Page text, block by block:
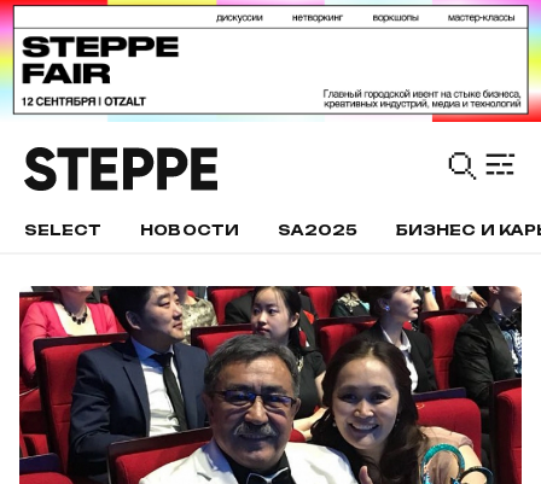
SELECT НОВОСТИ SA2025 БИЗНЕС И